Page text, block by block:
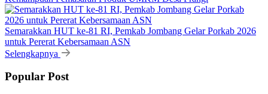
Semarakkan HUT ke-81 RI, Pemkab Jombang Gelar Porkab 2026
untuk Pererat Kebersamaan ASN
Selengkapnya
Popular Post